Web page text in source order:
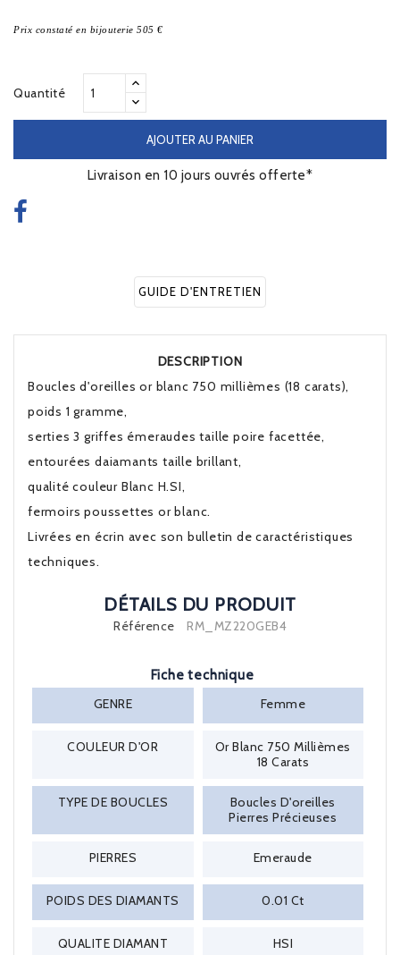
Prix constaté en bijouterie 505 €
Quantité
AJOUTER AU PANIER
Livraison en 10 jours ouvrés offerte*
GUIDE D'ENTRETIEN
DESCRIPTION
Boucles d'oreilles or blanc 750 millièmes (18 carats),
poids 1 gramme,
serties 3 griffes émeraudes taille poire facettée,
entourées daiamants taille brillant,
qualité couleur Blanc H.SI,
fermoirs poussettes or blanc.
Livrées en écrin avec son bulletin de caractéristiques
techniques.
DÉTAILS DU PRODUIT
Référence RM_MZ220GEB4
Fiche technique
GENRE
Femme
COULEUR D'OR
Or Blanc 750 Millièmes
18 Carats
TYPE DE BOUCLES
Boucles D'oreilles
Pierres Précieuses
PIERRES Emeraude
POIDS DES DIAMANTS 0.01 Ct
QUALITE DIAMANT HSI